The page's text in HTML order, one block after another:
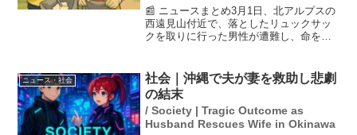
📰 ニュースまとめ3月1日、北アルプスの
西遠見山付近で、落としたリュックサッ
クを取りに行った男性が遭難し、命を落
適切な装備や事前の天候確認が重要とさ
れています。雪害が引...
ニュース・社会
社会｜沖縄で夫が妻を救助し悲劇
の結末
/ Society | Tragic Outcome as
Husband Rescues Wife in Okinawa